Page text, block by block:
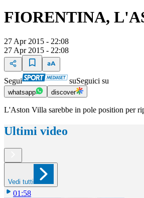
FIORENTINA,
27 Apr 2015 - 22:08
27 Apr 2015 - 22:08
Segui suSeguici su
whatsapp discover
L'Aston Villa sarebbe in pole position per
Ultimi video
Vedi tutti
01:58